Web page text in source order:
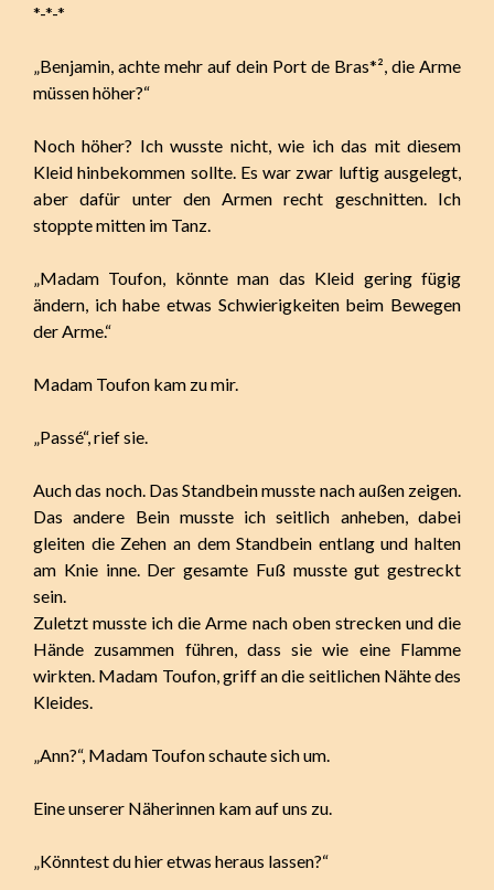
*-*-*
„Benjamin, achte mehr auf dein Port de Bras*², die Arme
müssen höher?“
Noch höher? Ich wusste nicht, wie ich das mit diesem
Kleid hinbekommen sollte. Es war zwar luftig ausgelegt,
aber dafür unter den Armen recht geschnitten. Ich
stoppte mitten im Tanz.
„Madam Toufon, könnte man das Kleid gering fügig
ändern, ich habe etwas Schwierigkeiten beim Bewegen
der Arme.“
Madam Toufon kam zu mir.
„Passé“, rief sie.
Auch das noch. Das Standbein musste nach außen zeigen.
Das andere Bein musste ich seitlich anheben, dabei
gleiten die Zehen an dem Standbein entlang und halten
am Knie inne. Der gesamte Fuß musste gut gestreckt
sein.
Zuletzt musste ich die Arme nach oben strecken und die
Hände zusammen führen, dass sie wie eine Flamme
wirkten. Madam Toufon, griff an die seitlichen Nähte des
Kleides.
„Ann?“, Madam Toufon schaute sich um.
Eine unserer Näherinnen kam auf uns zu.
„Könntest du hier etwas heraus lassen?“